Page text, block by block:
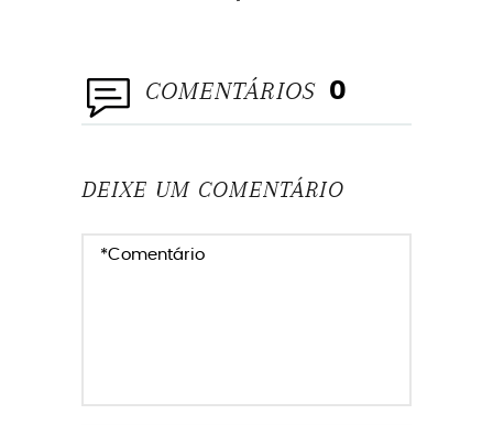
COMENTÁRIOS 0
DEIXE UM COMENTÁRIO